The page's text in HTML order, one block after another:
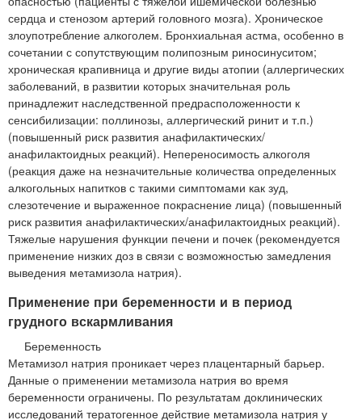
сердца и стенозом артерий головного мозга). Хроническое
злоупотребление алкоголем. Бронхиальная астма, особенно в
сочетании с сопутствующим полипозным риносинуситом;
хроническая крапивница и другие виды атопии (аллергических
заболеваний, в развитии которых значительная роль
принадлежит наследственной предрасположенности к
сенсибилизации: поллинозы, аллергический ринит и т.п.)
(повышенный риск развития анафилактических/
анафилактоидных реакций). Непереносимость алкоголя
(реакция даже на незначительные количества определенных
алкогольных напитков с такими симптомами как зуд,
слезотечение и выраженное покраснение лица) (повышенный
риск развития анафилактических/анафилактоидных реакций).
Тяжелые нарушения функции печени и почек (рекомендуется
применение низких доз в связи с возможностью замедления
выведения метамизола натрия).
Применение при беременности и в период
грудного вскармливания
Беременность
Метамизол натрия проникает через плацентарный барьер.
Данные о применении метамизола натрия во время
беременности ограничены. По результатам доклинических
исследований тератогенное действие метамизола натрия у